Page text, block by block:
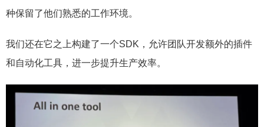
种保留了他们熟悉的工作环境。
我们还在它之上构建了一个SDK，允许团队开发额外的插件
和自动化工具，进一步提升生产效率。